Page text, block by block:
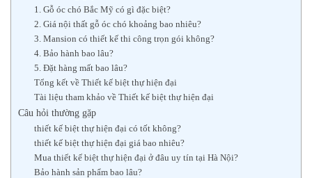
1. Gỗ óc chó Bắc Mỹ có gì đặc biệt?
2. Giá nội thất gỗ óc chó khoảng bao nhiêu?
3. Mansion có thiết kế thi công trọn gói không?
4. Bảo hành bao lâu?
5. Đặt hàng mất bao lâu?
Tổng kết về Thiết kế biệt thự hiện đại
Tài liệu tham khảo về Thiết kế biệt thự hiện đại
Câu hỏi thường gặp
thiết kế biệt thự hiện đại có tốt không?
thiết kế biệt thự hiện đại giá bao nhiêu?
Mua thiết kế biệt thự hiện đại ở đâu uy tín tại Hà Nội?
Bảo hành sản phẩm bao lâu?